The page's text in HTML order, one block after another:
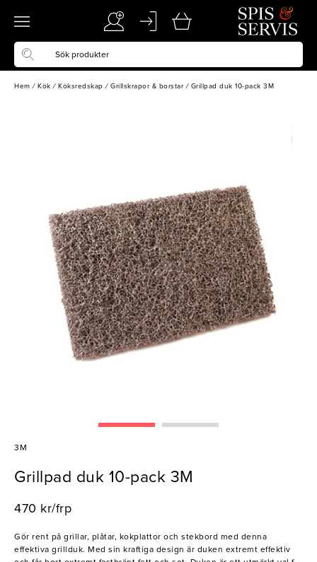
Hem / Kök / Köksredskap / Grillskrapor & borstar / Grillpad duk 10-pack 3M
3M
Grillpad duk 10-pack 3M
470 kr/frp
Gör rent på grillar, plåtar, kokplattor och stekbord med denna
effektiva grillduk. Med sin kraftiga design är duken extremt effektiv